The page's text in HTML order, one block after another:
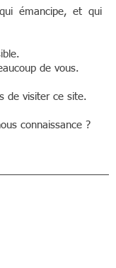
émancipe, et qui
de vous.
de visiter ce site.
connaissance ?